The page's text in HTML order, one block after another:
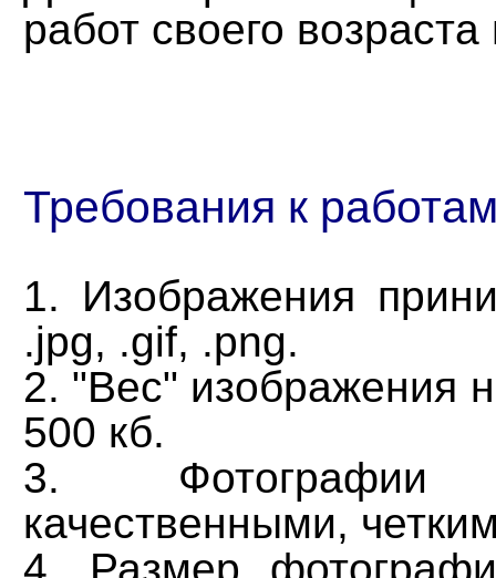
работ своего
Требования к
1. Изображения
.jpg, .gif, .png.
2. "Вес" изображения
500 кб.
3.
качественными,